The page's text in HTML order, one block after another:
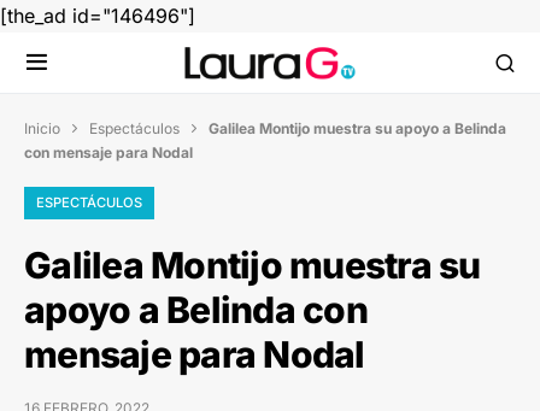
[the_ad id="146496"]
Inicio  Espectáculos  Galilea Montijo muestra su apoyo a Belinda
con mensaje para Nodal
ESPECTÁCULOS
Galilea Montijo muestra su
apoyo a Belinda con
mensaje para Nodal